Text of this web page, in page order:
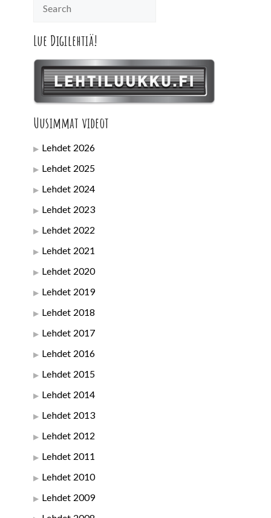
Lue Digilehtiä!
Uusimmat videot
Lehdet 2026
Lehdet 2025
Lehdet 2024
Lehdet 2023
Lehdet 2022
Lehdet 2021
Lehdet 2020
Lehdet 2019
Lehdet 2018
Lehdet 2017
Lehdet 2016
Lehdet 2015
Lehdet 2014
Lehdet 2013
Lehdet 2012
Lehdet 2011
Lehdet 2010
Lehdet 2009